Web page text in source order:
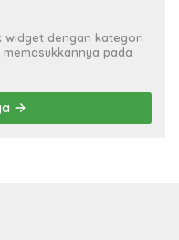
widget dengan kategori
pada